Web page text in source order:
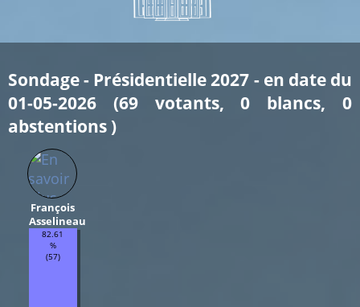
Sondage - Présidentielle 2027 - en date du
01-05-2026 (69 votants, 0 blancs, 0
abstentions )
François
Asselineau
82.61
%
(57)